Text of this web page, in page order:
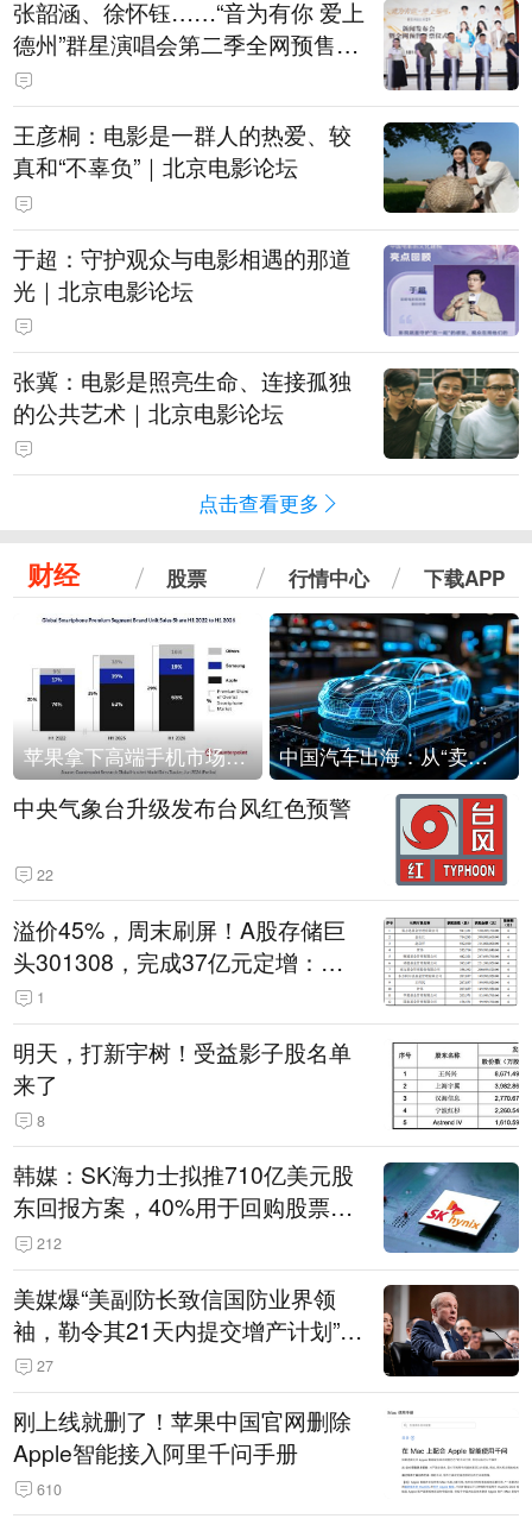
张韶涵、徐怀钰……“音为有你 爱上
德州”群星演唱会第二季全网预售开
票
王彦桐：电影是一群人的热爱、较
真和“不辜负”｜北京电影论坛
于超：守护观众与电影相遇的那道
光｜北京电影论坛
张冀：电影是照亮生命、连接孤独
的公共艺术｜北京电影论坛
点击查看更多
财经 股票 行情中心 下载APP
苹果拿下高端手机市场65%的份额：iPhone 17系列功不可没 中国汽车出海：从“卖出去”到“走进去”
中央气象台升级发布台风红色预警
22
溢价45%，周末刷屏！A股存储巨
头301308，完成37亿元定增：现
价386.6元，定增价560元
1
明天，打新宇树！受益影子股名单
来了
8
韩媒：SK海力士拟推710亿美元股
东回报方案，40%用于回购股票，
相当于美股发行规模
212
美媒爆“美副防长致信国防业界领
袖，勒令其21天内提交增产计划”，
五角大楼回应
27
刚上线就删了！苹果中国官网删除
Apple智能接入阿里千问手册
610